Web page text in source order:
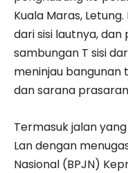
Kuala Maras,
dari sisi lautnya,
sambungan T sisi
meninjau
dan sarana
Termasuk jalan
Lan dengan
Nasional (BPJN)